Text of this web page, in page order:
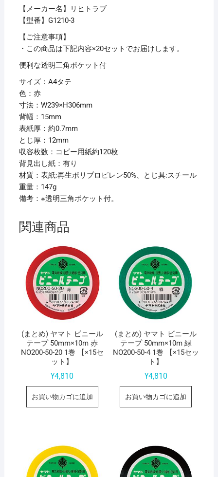
収
容
背
幅
15mm
赤
G1210-
3
1
冊
【×20
セ
ッ
ト】
個
【メーカー名】リヒトラブ
【型番】G1210-3
【ご注意事項】
・この商品は下記内容×20セットでお届けします。
便利な透明三角ポケット付
サイズ：A4タテ
色：赤
寸法：W239×H306mm
背幅：15mm
表紙厚：約0.7mm
とじ厚：12mm
収容枚数：コピー用紙約120枚
背見出し紙：有り
材質：表紙:再生ポリプロピレン50%、とじ具:スチール
重量：147g
備考：※透明三角ポケット付。
関連商品
(まとめ) ヤマト ビニール
テープ 50mm×10m 赤
NO200-50-20 1巻 【×15セ
ット】
¥4,810
お買い物カゴに追加
(まとめ) ヤマト ビニール
テープ 50mm×10m 緑
NO200-50-4 1巻 【×15セッ
ト】
¥4,810
お買い物カゴに追加